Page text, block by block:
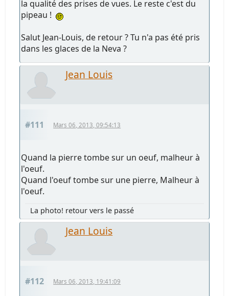
la qualité des prises de vues. Le reste c'est du
pipeau !
Salut Jean-Louis, de retour ? Tu n'a pas été pris
dans les glaces de la Neva ?
Jean Louis
#111 Mars 06, 2013, 09:54:13
Quand la pierre tombe sur un oeuf, malheur à
l'oeuf.
Quand l'oeuf tombe sur une pierre, Malheur à
l'oeuf.
La photo! retour vers le passé
Jean Louis
#112 Mars 06, 2013, 19:41:09